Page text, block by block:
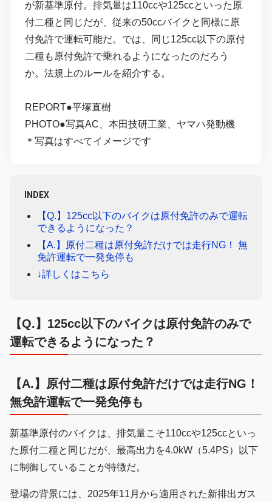
が新基準原付。排気量は110ccや125ccといった原
付二種と同じだが、従来の50ccバイクと同様に原
付免許で運転可能だ。では、同じ125cc以下の原付
二種も原付免許で乗れるようになったのだろう
か。法規上のルールを紹介する。
REPORT●平塚直樹
PHOTO●写真AC、本田技研工業、ヤマハ発動機
＊写真はすべてイメージです
INDEX
【Q.】125cc以下のバイクは原付免許のみで運転
できるようになった？
【A.】原付二種は原付免許だけでは走行NG！ 無
免許運転で一発免停も
↓詳しくはこちら
【Q.】125cc以下のバイクは原付免許のみで
運転できるようになった？
【A.】原付二種は原付免許だけでは走行NG！
無免許運転で一発免停も
新基準原付のバイクは、排気量こそ110ccや125ccといっ
た原付二種と同じだが、最高出力を4.0kW（5.4PS）以下
に制御していることが特徴だ。
登場の背景には、2025年11月から適用された新排出ガス